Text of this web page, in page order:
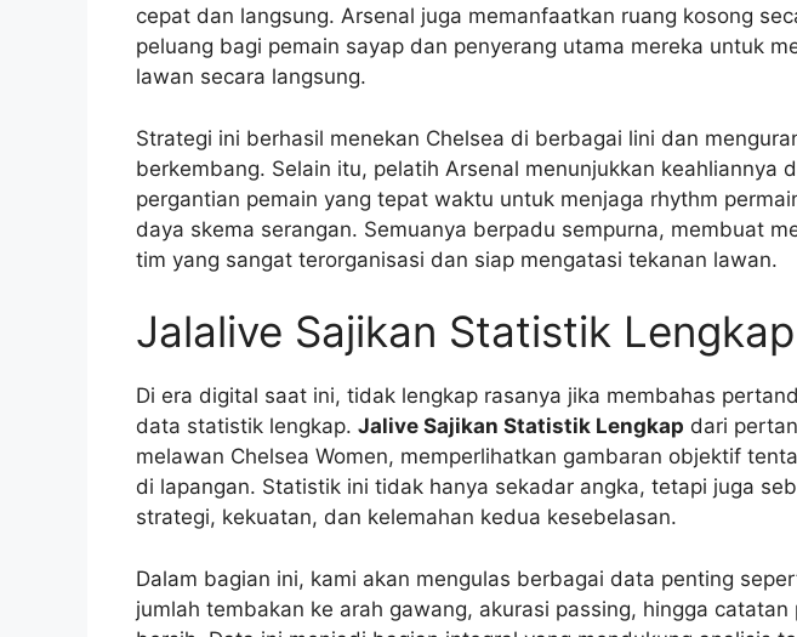
cepat dan langsung. Arsenal juga memanfaatkan ruang kosong
peluang bagi pemain sayap dan penyerang utama mereka untuk
lawan secara langsung.
Strategi ini berhasil menekan Chelsea di berbagai lini dan
berkembang. Selain itu, pelatih Arsenal menunjukkan keahliannya
pergantian pemain yang tepat waktu untuk menjaga rhythm
daya skema serangan. Semuanya berpadu sempurna, membuat
tim yang sangat terorganisasi dan siap mengatasi tekanan lawan.
Jalalive Sajikan Statistik Lengkap
Di era digital saat ini, tidak lengkap rasanya jika membahas
data statistik lengkap. Jalive Sajikan Statistik Lengkap dari
melawan Chelsea Women, memperlihatkan gambaran objektif
di lapangan. Statistik ini tidak hanya sekadar angka, tetapi juga
strategi, kekuatan, dan kelemahan kedua kesebelasan.
Dalam bagian ini, kami akan mengulas berbagai data penting
jumlah tembakan ke arah gawang, akurasi passing, hingga catatan